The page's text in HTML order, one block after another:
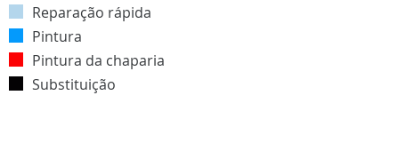
Reparação rápida
Pintura
Pintura da chaparia
Substituição